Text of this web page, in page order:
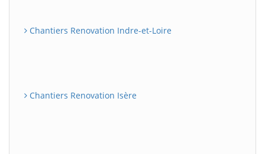
Chantiers Renovation Indre-et-Loire
Chantiers Renovation Isère